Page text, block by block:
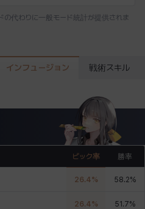
ティア テオドール
ニッキー ハート
の代わりに一般モード統計が提供されま
インフュージョン 戦術スキル
ピック率 勝率
26.4% 58.2%
26.4% 51.7%